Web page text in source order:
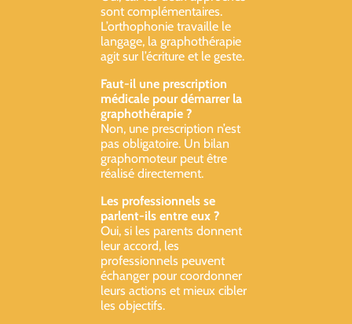
sont complémentaires.
L’orthophonie travaille le
langage, la graphothérapie
agit sur l’écriture et le geste.
Faut-il une prescription
médicale pour démarrer la
graphothérapie ?
Non, une prescription n’est
pas obligatoire. Un bilan
graphomoteur peut être
réalisé directement.
Les professionnels se
parlent-ils entre eux ?
Oui, si les parents donnent
leur accord, les
professionnels peuvent
échanger pour coordonner
leurs actions et mieux cibler
les objectifs.